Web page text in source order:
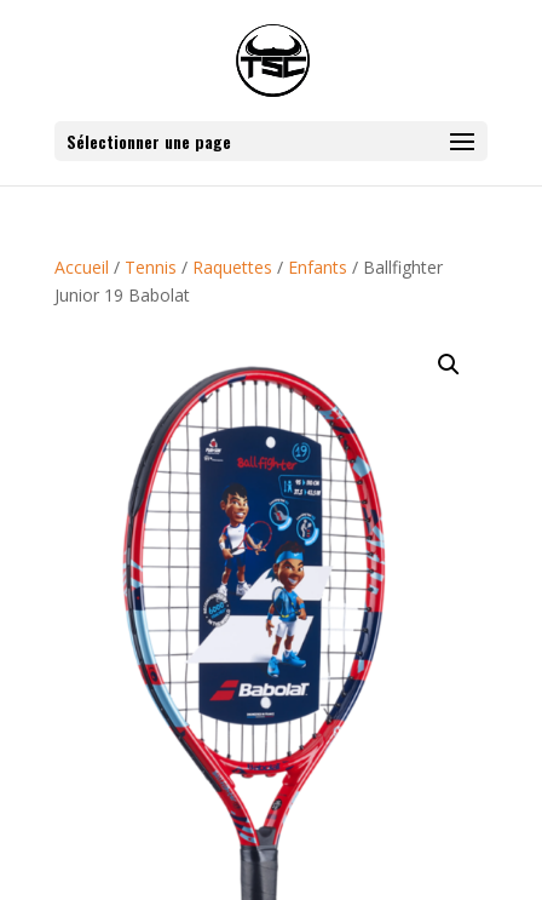
Sélectionner une page
Accueil / Tennis / Raquettes / Enfants / Ballfighter
Junior 19 Babolat